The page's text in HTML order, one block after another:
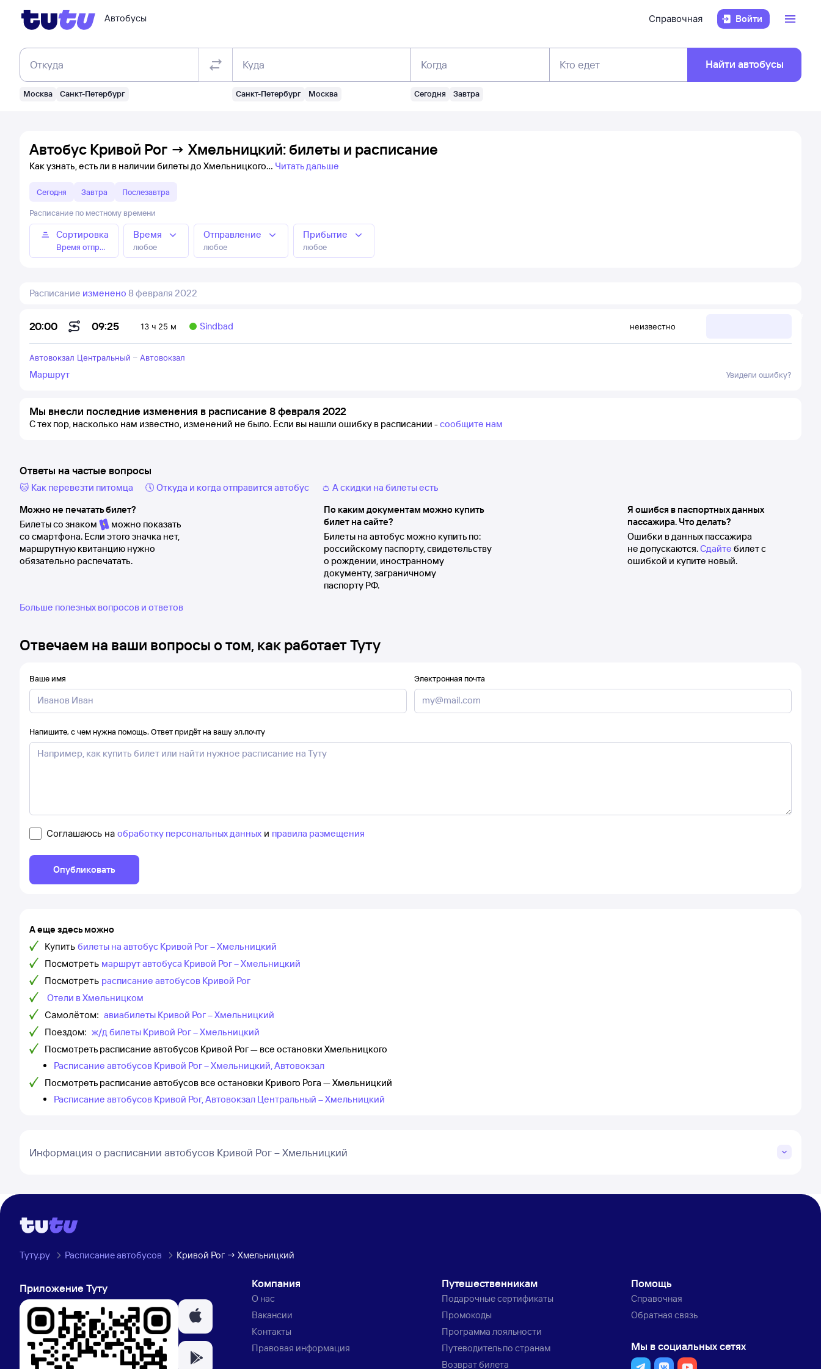
Автобусы Справочная Войти
Откуда
Москва Санкт-Петербург
Куда
Санкт-Петербург Москва
Когда
Сегодня Завтра
Кто едет Найти автобусы
Автобус Кривой Рог → Хмельницкий: билеты и расписание
Как узнать, есть ли в наличии билеты до Хмельницкого Читать дальше
Сегодня Завтра Послезавтра
Расписание по местному времени
Сортировка
Время отправления
Время
любое
Отправление
любое
Прибытие
любое
Расписание изменено 8 февраля 2022
20:00 09:25 13 ч 25 м Sindbad неизвестно
Автовокзал Центральный – Автовокзал
Маршрут Увидели ошибку?
Мы внесли последние изменения в расписание 8 февраля 2022
С тех пор, насколько нам известно, изменений не было. Если вы нашли ошибку в расписании -сообщите нам
Ответы на частые вопросы
🐱 Как перевезти питомца 🕔 Откуда и когда отправится автобус
👛 А скидки на билеты есть
Можно не печатать билет?
Билеты со знаком
можно показать
со смартфона. Если этого значка нет,
маршрутную квитанцию нужно
обязательно распечатать.
По каким документам можно купить
билет на сайте?
Билеты на автобус можно купить по:
российскому паспорту, свидетельству
о рождении, иностранному
документу, заграничному
паспорту РФ.
Я ошибся в паспортных данных
пассажира. Что делать?
Ошибки в данных пассажира
не допускаются.Сдайте билет с
ошибкой и купите новый.
Больше полезных вопросов и ответов
Отвечаем на ваши вопросы о том, как работает Туту
Ваше имя Электронная почта
Напишите, с чем нужна помощь. Ответ придёт на вашу эл.почту
Соглашаюсь на обработку персональных данных и правила размещения
Опубликовать
А еще здесь можно
Купить билеты на автобус Кривой Рог – Хмельницкий
Посмотреть маршрут автобуса Кривой Рог – Хмельницкий
Посмотреть расписание автобусов Кривой Рог
Отели в Хмельницком
Самолётом: авиабилеты Кривой Рог – Хмельницкий
Поездом: ж/д билеты Кривой Рог – Хмельницкий
Посмотреть расписание автобусов Кривой Рог — все остановки Хмельницкого
Расписание автобусов Кривой Рог – Хмельницкий, Автовокзал
Посмотреть расписание автобусов все остановки Кривого Рога — Хмельницкий
Расписание автобусов Кривой Рог, Автовокзал Центральный – Хмельницкий
Информация о расписании автобусов Кривой Рог – Хмельницкий
Туту.ру Расписание автобусов Кривой Рог → Хмельницкий
Приложение Туту Компания
О нас
Вакансии
Контакты
Правовая информация
Путешественникам
Подарочные сертификаты
Промокоды
Программа лояльности
Путеводитель по странам
Возврат билета
Помощь
Справочная
Обратная связь
Мы в социальных сетях